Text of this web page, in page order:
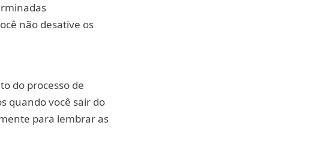
não desative os
do processo de
quando você sair do
para lembrar as